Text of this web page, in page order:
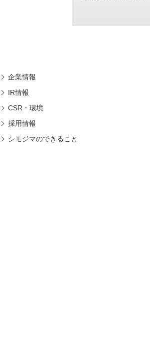
企業情報
IR情報
CSR・環境
採用情報
シモジマのできること